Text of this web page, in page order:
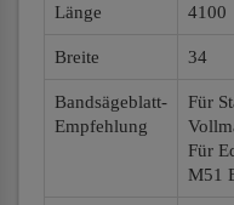
Länge 4100
Breite 34
Bandsägeblatt-
Empfehlung
Für
Für
M51